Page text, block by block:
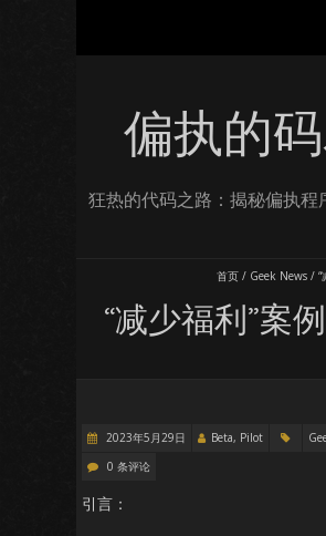
偏执的
狂热的代码之路：揭秘偏执程
首页 / Geek News /
“减少福利”案例
2023年5月29日 Beta, Pilot
0 条评论
引言：